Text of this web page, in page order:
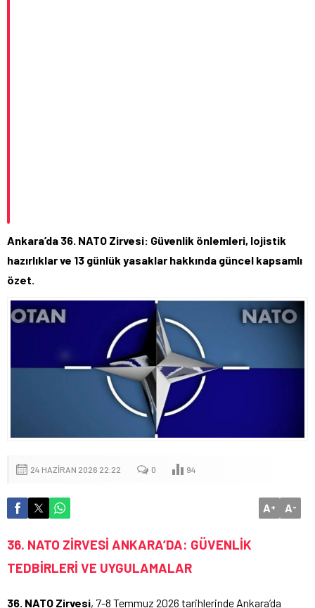
Ankara’da 36. NATO Zirvesi: Güvenlik önlemleri, lojistik
hazırlıklar ve 13 günlük yasaklar hakkında güncel kapsamlı
özet.
24 HAZIRAN 2026 22:22 0 94
A+ A-
36. NATO ZİRVESİ ANKARA’DA: GÜVENLİK
TEDBİRLERİ VE UYGULAMALAR
36. NATO Zirvesi, 7-8 Temmuz 2026 tarihlerinde Ankara’da